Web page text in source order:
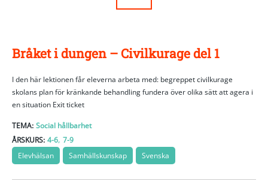
Bråket i dungen – Civilkurage del 1
I den här lektionen får eleverna arbeta med: begreppet civilkurage
skolans plan för kränkande behandling fundera över olika sätt att agera i
en situation Exit ticket
TEMA: Social hållbarhet
ÅRSKURS: 4-6, 7-9
Elevhälsan
Samhällskunskap Svenska